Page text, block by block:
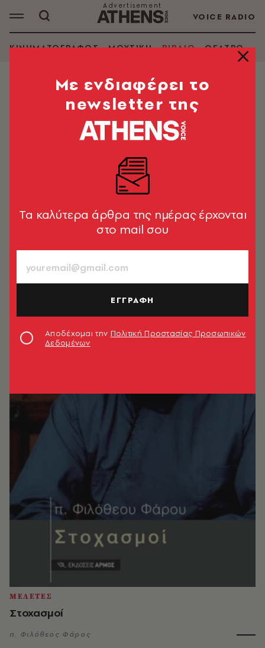
VOICE RADIO
ΚΙΝΗΜΑΤΟΓΡΑΦΟΣ ΜΟΥΣΙΚΗ ΒΙΒΛΙΟ ΘΕΑΤΡΟ -
Π. ΦΙΛΟΘΕΟΣ ΦΑΡΟΣ
ΑΝΑΖΗΤΗΣΗ ΒΙΒΛΙΟΥ
ΜΕΛΕΤΕΣ
Στοχασμοί
π. Φιλόθεος Φάρος
Mε ενδιαφέρει το
newsletter της
Tα καλύτερα άρθρα της ημέρας έρχονται
στο mail σου
ΕΓΓΡΑΦΗ
Αποδέχομαι την Πολιτική Προστασίας Προσωπικών
Δεδομένων